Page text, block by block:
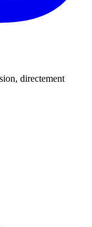
directement